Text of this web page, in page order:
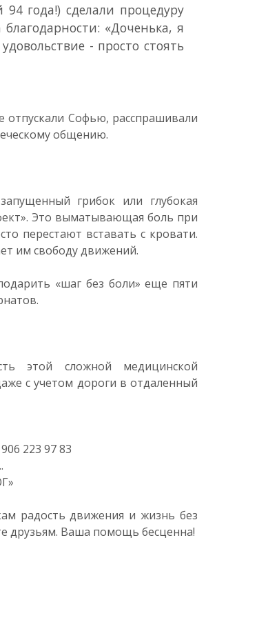
года!) сделали процедуру
«Доченька, я
- просто стоять
отпускали Софью, расспрашивали
общению.
грибок или глубокая
Это выматывающая боль при
перестают вставать с кровати.
им свободу движений.
«шаг без боли» еще пяти
этой сложной медицинской
с учетом дороги в отдаленный
223 97 83
радость движения и жизнь без
друзьям. Ваша помощь бесценна!